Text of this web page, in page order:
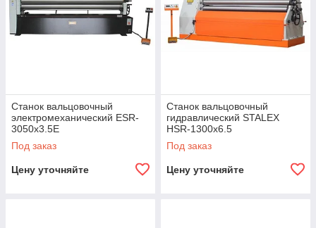
Станок вальцовочный
электромеханический ESR-
3050x3.5E
Под заказ
Цену уточняйте
Станок вальцовочный
гидравлический STALEX
HSR-1300x6.5
Под заказ
Цену уточняйте